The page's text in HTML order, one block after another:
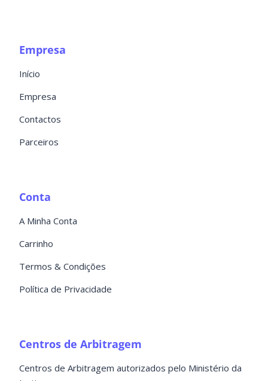
Empresa
Início
Empresa
Contactos
Parceiros
Conta
A Minha Conta
Carrinho
Termos & Condições
Política de Privacidade
Centros de Arbitragem
Centros de Arbitragem autorizados pelo Ministério da